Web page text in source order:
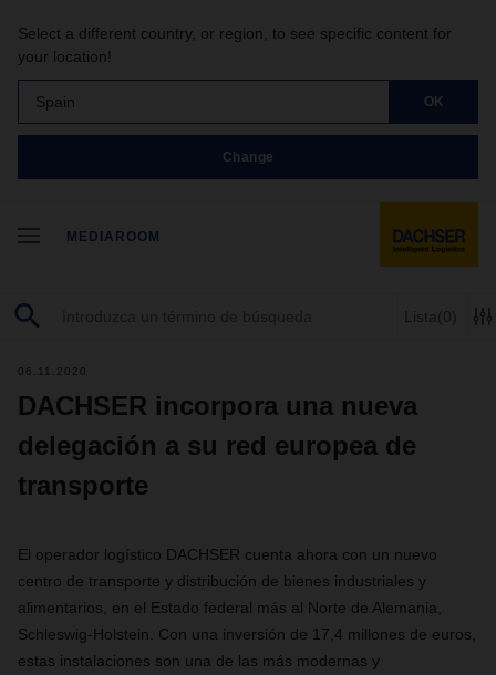
Select a different country, or region, to see specific content for
your location!
Spain OK
Change
MEDIAROOM
Lista (0)
06.11.2020
DACHSER incorpora una nueva
delegación a su red europea de
transporte
El operador logístico DACHSER cuenta ahora con un nuevo
centro de transporte y distribución de bienes industriales y
alimentarios, en el Estado federal más al Norte de Alemania,
Schleswig-Holstein. Con una inversión de 17,4 millones de euros,
estas instalaciones son una de las más modernas y